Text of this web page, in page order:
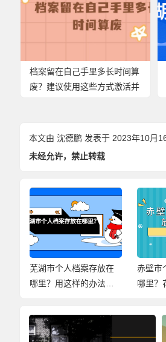
档案留在自己手里多长时间算
废？建议使用这些方式激活并
本文由 沈德鹏 发表于 2023年10月
未经允许，禁止转载
芜湖市个人档案存放在
哪里？用这样的办法，
赤壁市
哪里？